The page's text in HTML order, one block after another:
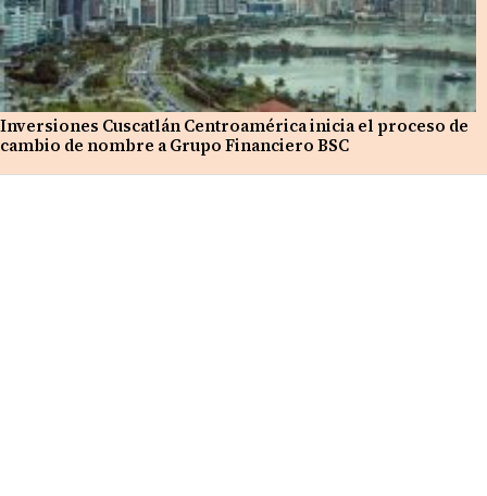
Inversiones Cuscatlán Centroamérica inicia el proceso de
cambio de nombre a Grupo Financiero BSC